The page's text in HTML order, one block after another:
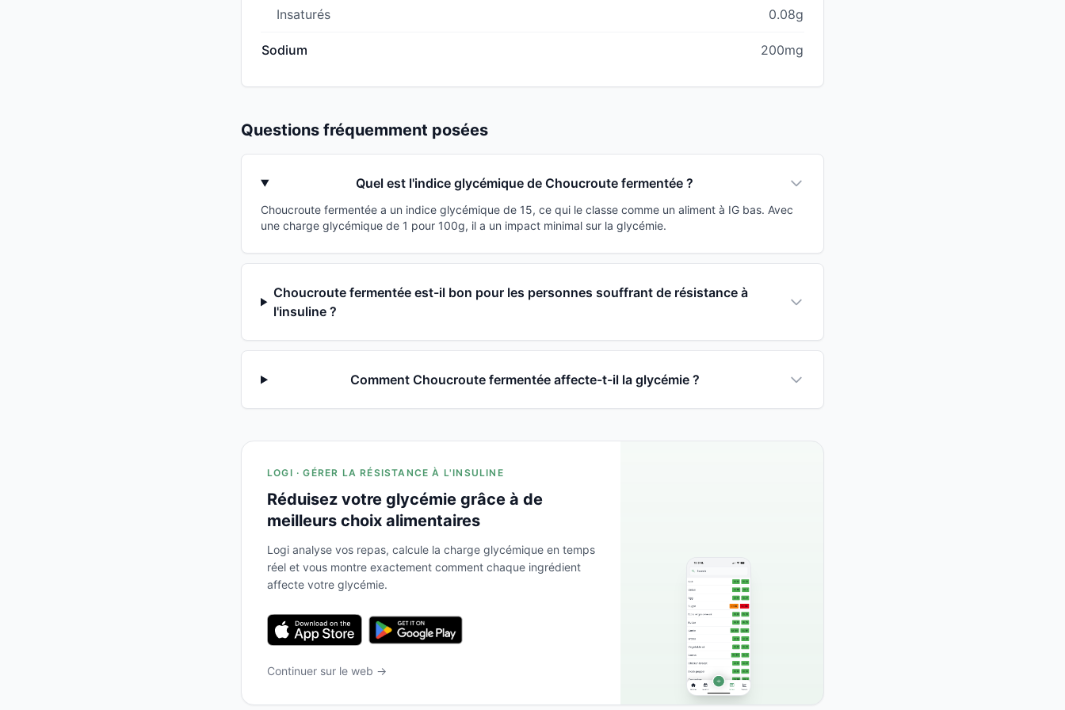
Insaturés 0.08g
Sodium 200mg
Questions fréquemment posées
Quel est l'indice glycémique de Choucroute fermentée ?
Choucroute fermentée a un indice glycémique de 15, ce qui le classe comme un aliment à IG bas. Avec
une charge glycémique de 1 pour 100g, il a un impact minimal sur la glycémie.
Choucroute fermentée est-il bon pour les personnes souffrant de résistance à
l'insuline ?
Comment Choucroute fermentée affecte-t-il la glycémie ?
LOGI · GÉRER LA RÉSISTANCE À L'INSULINE
Réduisez votre glycémie grâce à de
meilleurs choix alimentaires
Logi analyse vos repas, calcule la charge glycémique en temps
réel et vous montre exactement comment chaque ingrédient
affecte votre glycémie.
Continuer sur le web →